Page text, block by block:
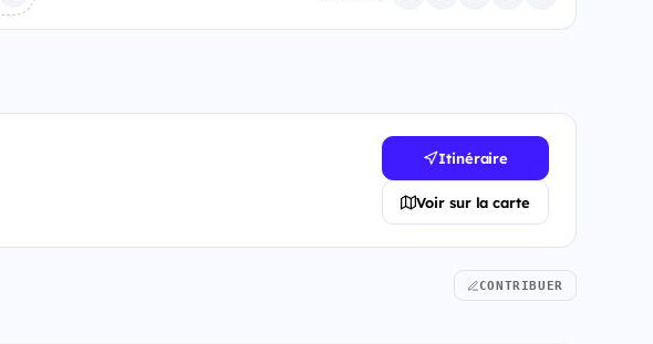
Itinéraire
Voir sur la carte
CONTRIBUER